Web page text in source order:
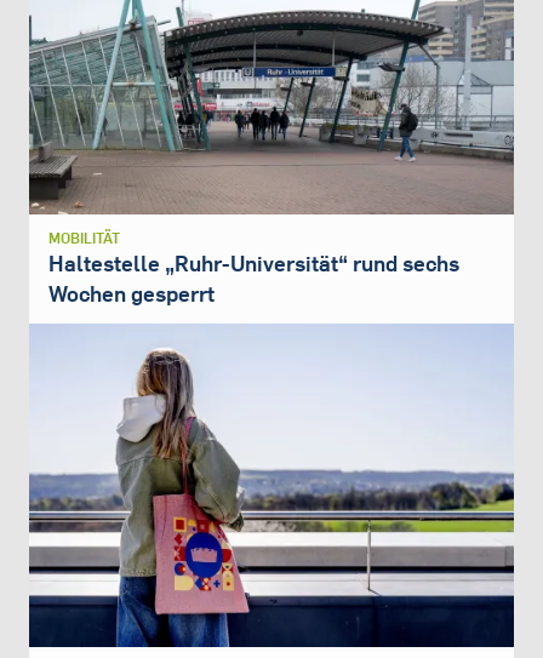
MOBILITÄT
Haltestelle „Ruhr-Universität“ rund sechs
Wochen gesperrt